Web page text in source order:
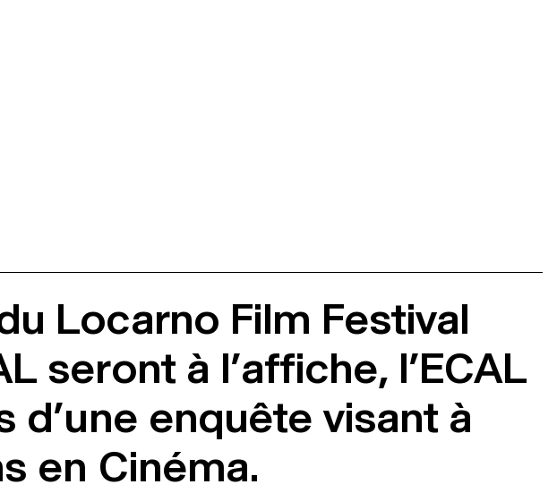
Locarno Film Festival
seront à l’affiche, l’ECAL
d’une enquête visant à
en Cinéma.